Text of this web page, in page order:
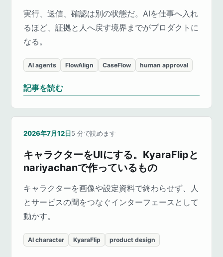
実行、送信、確認は別の状態だ。AIを仕事へ入れ
るほど、証拠と人へ戻す境界までがプロダクトに
なる。
AI agents FlowAlign CaseFlow human approval
記事を読む
2026年7月12日5 分で読めます
キャラクターをUIにする。KyaraFlipと
nariyachanで作っているもの
キャラクターを画像や設定資料で終わらせず、人
とサービスの間をつなぐインターフェースとして
動かす。
AI character KyaraFlip product design